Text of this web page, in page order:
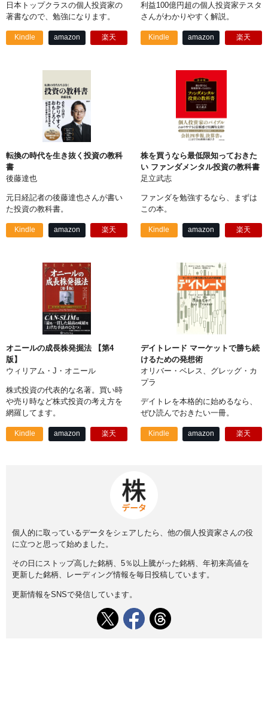
日本トップクラスの個人投資家の
著書なので、勉強になります。
Kindle amazon 楽天
利益100億円超の個人投資家テスタ
さんがわかりやすく解説。
Kindle amazon 楽天
転換の時代を生き抜く投資の教科
書
後藤達也
元日経記者の後藤達也さんが書い
た投資の教科書。
Kindle amazon 楽天
株を買うなら最低限知っておきた
い ファンダメンタル投資の教科書
足立武志
ファンダを勉強するなら、まずは
この本。
Kindle amazon 楽天
オニールの成長株発掘法 【第4
版】
ウィリアム・J・オニール
株式投資の代表的な名著。買い時
や売り時など株式投資の考え方を
網羅してます。
Kindle amazon 楽天
デイトレード マーケットで勝ち続
けるための発想術
オリバー・ベレス、グレッグ・カ
プラ
デイトレを本格的に始めるなら、
ぜひ読んでおきたい一冊。
Kindle amazon 楽天
個人的に取っているデータをシェアしたら、他の個人投資家さんの役
に立つと思って始めました。
その日にストップ高した銘柄、5％以上騰がった銘柄、年初来高値を
更新した銘柄、レーディング情報を毎日投稿しています。
更新情報をSNSで発信しています。